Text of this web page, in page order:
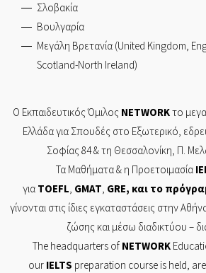
Σλοβακία
Βουλγαρία
Μεγάλη Βρετανία (United Kingdom,
Scotland-North Ireland)
Ο Εκπαιδευτικός Όμιλος NETWORKτο
Ελλάδα για Σπουδές στο Εξωτερικό,
Σοφίας 84& τη Θεσσαλονίκη, Π.
Τα Mαθήματα & η Προετοιμασία
για TOEFL, GMAT, GRE, και το
γίνονται στις ίδιες εγκαταστάσεις στην
ζώσης και μέσω διαδικτύου –
The headquarters of NETWORK
our IELTS preparation course is held,